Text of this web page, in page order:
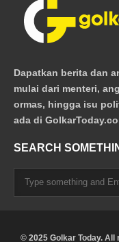
Dapatkan berita dan
mulai dari menteri,
ormas, hingga isu
ada di
SEARCH
© 2025 Golkar Today.